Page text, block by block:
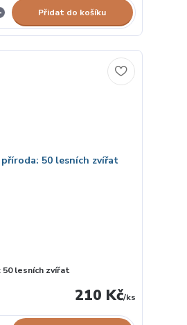
Přidat do košíku
50 lesních zvířat
210 Kč/ks